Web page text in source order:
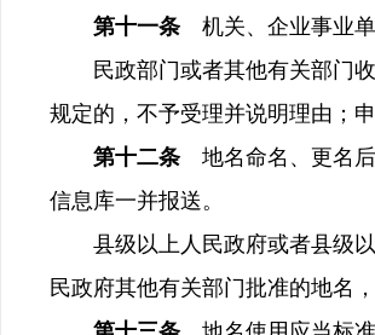
第十一条
机关、企业事业
民政部门或者其他有关部门收
规定的，不予受理并说明理由；
第十二条
地名命名、更名
信息库一并报送。
县级以上人民政府或者县级以
民政府其他有关部门批准的地名